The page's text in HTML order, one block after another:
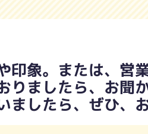
印象。または、営
りましたら、お聞
ましたら、ぜひ、